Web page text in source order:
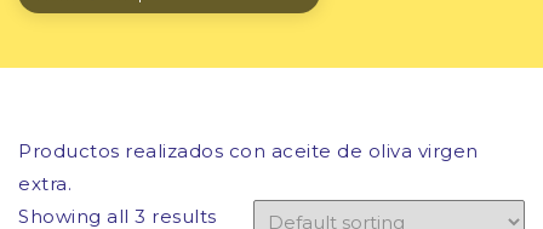
Productos realizados con aceite de oliva virgen
extra.
Showing all 3 results